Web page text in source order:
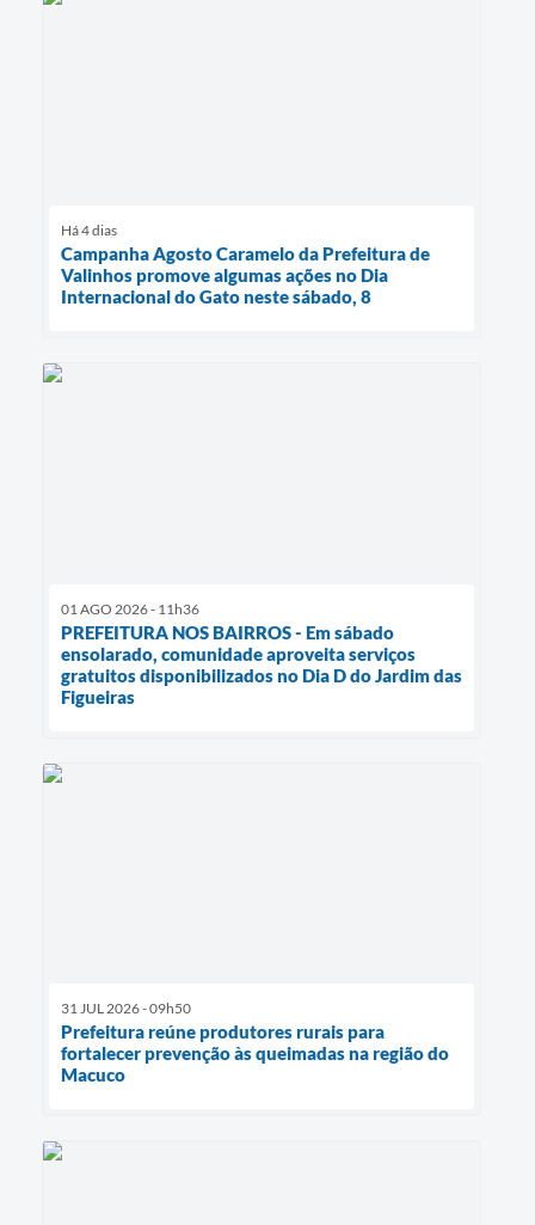
Há 4 dias
Campanha Agosto Caramelo da Prefeitura de
Valinhos promove algumas ações no Dia
Internacional do Gato neste sábado, 8
01 AGO 2026 - 11h36
PREFEITURA NOS BAIRROS - Em sábado
ensolarado, comunidade aproveita serviços
gratuitos disponibilizados no Dia D do Jardim das
Figueiras
31 JUL 2026 - 09h50
Prefeitura reúne produtores rurais para
fortalecer prevenção às queimadas na região do
Macuco